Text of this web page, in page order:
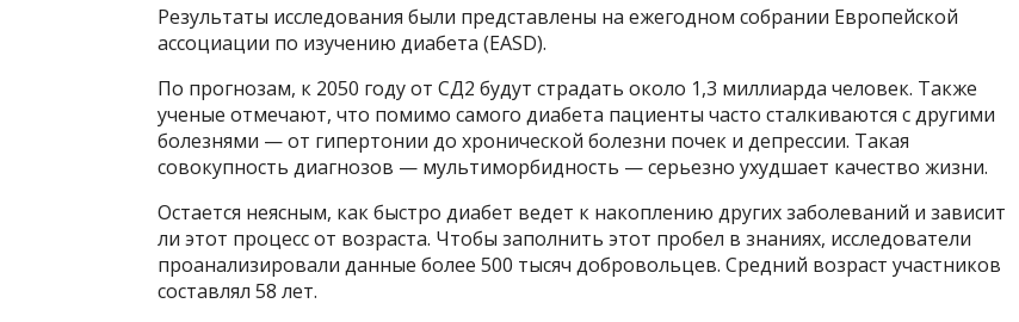
Результаты исследования были представлены на ежегодном собрании Европейской
ассоциации по изучению диабета (EASD).
По прогнозам, к 2050 году от СД2 будут страдать около 1,3 миллиарда человек. Также
ученые отмечают, что помимо самого диабета пациенты часто сталкиваются с другими
болезнями — от гипертонии до хронической болезни почек и депрессии. Такая
совокупность диагнозов — мультиморбидность — серьезно ухудшает качество жизни.
Остается неясным, как быстро диабет ведет к накоплению других заболеваний и зависит
ли этот процесс от возраста. Чтобы заполнить этот пробел в знаниях, исследователи
проанализировали данные более 500 тысяч добровольцев. Средний возраст участников
составлял 58 лет.